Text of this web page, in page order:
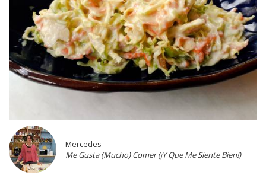
Mercedes
Me Gusta (Mucho) Comer (¡Y Que Me Siente Bien!)